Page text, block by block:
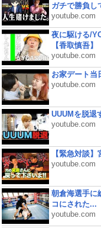
ガチで勝負し
youtube.com
夜に駆ける/
【香取慎吾】
youtube.com
お家デート当
youtube.com
UUUMを脱退
youtube.com
【緊急対談
youtube.com
朝倉海選手に
コにされた...
youtube.com